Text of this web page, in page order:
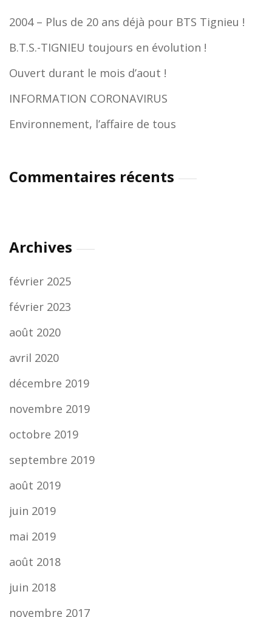
2004 – Plus de 20 ans déjà pour BTS Tignieu !
B.T.S.-TIGNIEU toujours en évolution !
Ouvert durant le mois d’aout !
INFORMATION CORONAVIRUS
Environnement, l’affaire de tous
Commentaires récents
Archives
février 2025
février 2023
août 2020
avril 2020
décembre 2019
novembre 2019
octobre 2019
septembre 2019
août 2019
juin 2019
mai 2019
août 2018
juin 2018
novembre 2017